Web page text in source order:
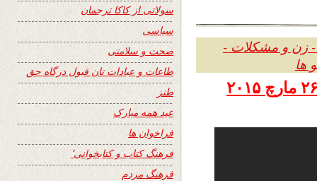
زن و مشکلات -
ها
تاریخ نشر پنجشنبه ششم حمل ۱۳۹۴ – ۲۶ مارچ ۲۰۱۵
سولاتی از کاکا ترجمان
سیاسی
صحت و سلامتی
طاعات و عبادات تان قبول درگاه حق
طنز
عید همه مبارک
فراخوان ها
فرهنگ کتاب و کتابخوانی٬
فرهنگ مردم